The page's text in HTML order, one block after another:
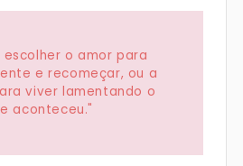
escolher o amor para
e recomeçar, ou a
viver lamentando o
aconteceu."